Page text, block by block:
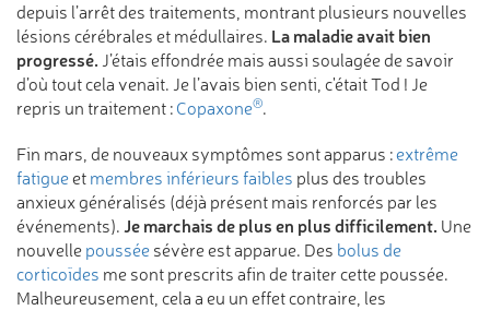
depuis l’arrêt des traitements, montrant plusieurs nouvelles
lésions cérébrales et médullaires. La maladie avait bien
progressé. J’étais effondrée mais aussi soulagée de savoir
d’où tout cela venait. Je l’avais bien senti, c'était Tod ! Je
repris un traitement : Copaxone®.
Fin mars, de nouveaux symptômes sont apparus :extrême
fatigueet membres inférieurs faibles plus des troubles
anxieux généralisés (déjà présent mais renforcés par les
événements). Je marchais de plus en plus difficilement. Une
nouvelle poussée sévère est apparue. Des bolus de
corticoïdes me sont prescrits afin de traiter cette poussée.
Malheureusement, cela a eu un effet contraire, les